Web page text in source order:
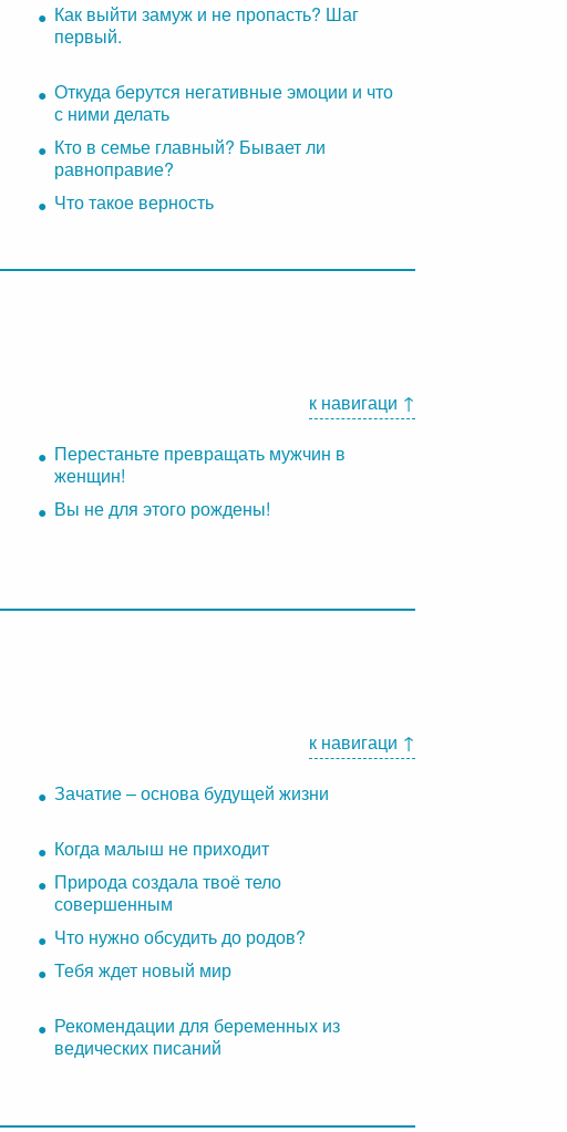
Как выйти замуж и не пропасть? Шаг
первый.
Откуда берутся негативные эмоции и что
с ними делать
Кто в семье главный? Бывает ли
равноправие?
Что такое верность
к навигаци ↑
Перестаньте превращать мужчин в
женщин!
Вы не для этого рождены!
к навигаци ↑
Зачатие – основа будущей жизни
Когда малыш не приходит
Природа создала твоё тело
совершенным
Что нужно обсудить до родов?
Тебя ждет новый мир
Рекомендации для беременных из
ведических писаний